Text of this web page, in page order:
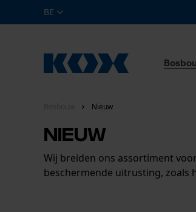
BE
Nieuw
Nieuw
Wij breiden ons assortiment
beschermende uitrusting, zoals